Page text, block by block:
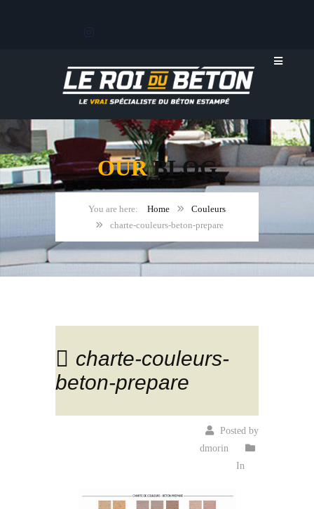
OURBLOG
Home
Couleurs
charte-couleurs-beton-prepare
charte-couleurs-
beton-prepare
Posted by
dmorin
In